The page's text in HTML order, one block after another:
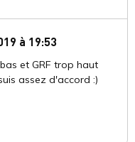
à 19:53
et GRF trop haut
assez d'accord :)